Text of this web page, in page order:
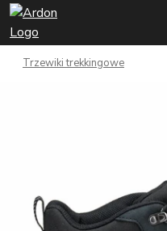
Trzewiki trekkingowe